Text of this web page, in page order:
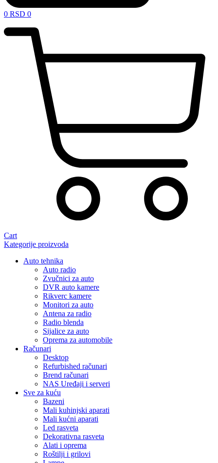
0 RSD 0
Cart
Kategorije proizvoda
Auto tehnika
Auto radio
Zvučnici za auto
DVR auto kamere
Rikverc kamere
Monitori za auto
Antena za radio
Radio blenda
Sijalice za auto
Oprema za automobile
Računari
Desktop
Refurbished računari
Brend računari
NAS Uređaji i serveri
Sve za kuću
Bazeni
Mali kuhinjski aparati
Mali kućni aparati
Led rasveta
Dekorativna rasveta
Alati i oprema
Roštilji i grilovi